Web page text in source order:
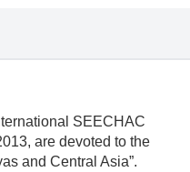
SEECHAC
are devoted to the
and Central Asia”.